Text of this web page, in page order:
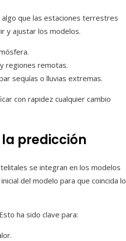
que las estaciones terrestres
y ajustar los modelos.
regiones remotas.
sequías o lluvias extremas.
con rapidez cualquier cambio
predicción
se integran en los modelos
del modelo para que coincida lo
ha sido clave para: